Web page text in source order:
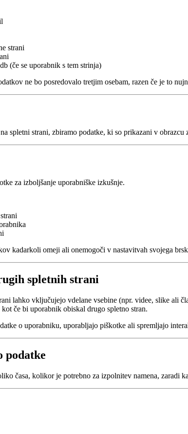
strani
(če se uporabnik s tem strinja)
ne bo posredovalo tretjim osebam, razen če je to
spletni strani, zbiramo podatke, ki so prikazani v
za izboljšanje uporabniške izkušnje.
kadarkoli omeji ali onemogoči v nastavitvah svojega
spletnih strani
lahko vključujejo vdelane vsebine (npr. videe, slike ali
kot če bi uporabnik obiskal drugo spletno stran.
o uporabniku, uporabljajo piškotke ali spremljajo
podatke
časa, kolikor je potrebno za izpolnitev namena, zaradi